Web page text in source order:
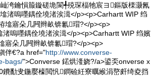
洿鑰愪箙鏇磋垝閬╃殑琛楅牠宸ヨ鏂版檪灏氥
渚嗚嚜鍝佺墝渚涘湒</p><p>Carhartt WIP 绉
墖寤朵几闁辫畝锛氱瑁?</p><p>
渚嗚嚜鍝佺墝渚涘湒</p><p>Carhartt WIP 绉嬪
寤朵几闁辫畝锛氱瑁?</p><p>
伴€?a href="http://www.converse-
bags/">Converse 鍩烘湰娆?/a>鍙奀onverse x
勫叏鍦嬮檺閲忛鐧硷紝寮曞緱涓嶅皯绮夌挡